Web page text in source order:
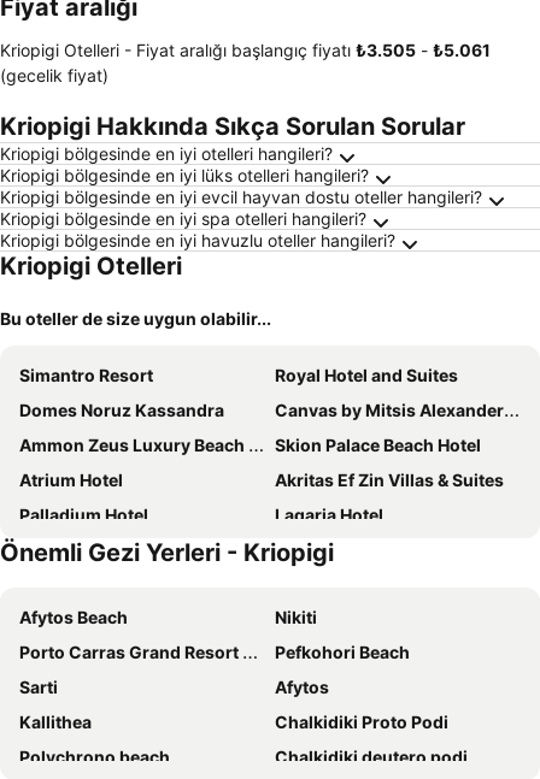
Fiyat aralığı
Kriopigi Otelleri - Fiyat aralığı başlangıç fiyatı ‎₺3.505 - ‎₺5.061
(gecelik fiyat)
Kriopigi Hakkında Sıkça Sorulan Sorular
Kriopigi bölgesinde en iyi otelleri hangileri?
Kriopigi bölgesinde en iyi lüks otelleri hangileri?
Kriopigi bölgesinde en iyi evcil hayvan dostu oteller hangileri?
Kriopigi bölgesinde en iyi spa otelleri hangileri?
Kriopigi bölgesinde en iyi havuzlu oteller hangileri?
Kriopigi Otelleri
Bu oteller de size uygun olabilir...
Simantro Resort
Royal Hotel and Suites
Domes Noruz Kassandra
Canvas by Mitsis Alexander the Great
Ammon Zeus Luxury Beach Hotel
Skion Palace Beach Hotel
Atrium Hotel
Akritas Ef Zin Villas & Suites
Palladium Hotel
Lagaria Hotel
Mirabilia Boutique Hotel
Meravia - Leonardo Limited Edition
Alia Palace Adults Only 16+
Hotel Kriopigi
Samel Hotel
Rahoni Cronwell Park Hotel
Hanioti GrandOtel
Palma Village
Marabou Hotel
Xenios Possidi Paradise Hotel
Core Hotel
Halkidiki Palace
Önemli Gezi Yerleri - Kriopigi
Afytos Beach
Nikiti
Porto Carras Grand Resort Golf Club
Pefkohori Beach
Sarti
Afytos
Kallithea
Chalkidiki Proto Podi
Polychrono beach
Chalkidiki deutero podi